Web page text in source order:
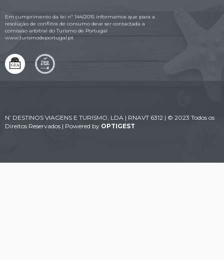
Em cumprimento da lei nº 144/2015 informamos que para a
resolução de conflitos de consumo deve ser contactada a
comissão arbitral do Turismo de Portugal
www.turismodeportugal.pt
N’ DESTINOS VIAGENS E TURISMO, LDA | RNAVT 6312 | © 2023 Todos os
Direitos Reservados | Powered by OPTIGEST